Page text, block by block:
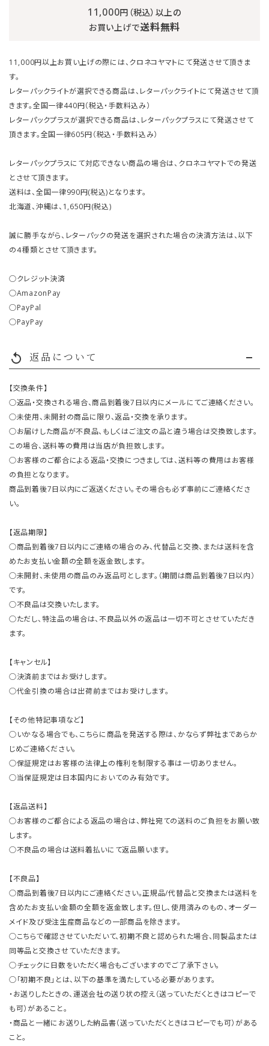
11,000円（税込）以上の
お買い上げで送料無料
11,000円以上お買い上げの際には、クロネコヤマトにて発送させて頂きま
す。
レターパックライトが選択できる商品は、レターパックライトにて発送させて頂
きます。全国一律440円（税込・手数料込み）
レターパックプラスが選択できる商品は、レターパックプラスにて発送させて
頂きます。全国一律605円（税込・手数料込み）
レターパックプラスにて対応できない商品の場合は、クロネコヤマトでの発送
とさせて頂きます。
送料は、全国一律990円(税込)となります。
北海道、沖縄は、1,650円(税込)
誠に勝手ながら、レターパックの発送を選択された場合の決済方法は、以下
の４種類とさせて頂きます。
○クレジット決済
○AmazonPay
○PayPal
○PayPay
replay 返品について
【交換条件】
○返品・交換される場合、商品到着後7日以内にメールにてご連絡ください。
○未使用、未開封の商品に限り、返品・交換を承ります。
○お届けした商品が不良品、もしくはご注文の品と違う場合は交換致します。
この場合、送料等の費用は当店が負担致します。
○お客様のご都合による返品・交換につきましては、送料等の費用はお客様
の負担となります。
商品到着後7日以内にご返送ください。その場合も必ず事前にご連絡くださ
い。
【返品期限】
○商品到着後7日以内にご連絡の場合のみ、代替品と交換、または送料を含
めたお支払い金額の全額を返金致します。
○未開封、未使用の商品のみ返品可とします。（期間は商品到着後7日以内）
です。
○不良品は交換いたします。
○ただし、特注品の場合は、不良品以外の返品は一切不可とさせていただき
ます。
【キャンセル】
○決済前まではお受けします。
○代金引換の場合は出荷前まではお受けします。
【その他特記事項など】
○いかなる場合でも、こちらに商品を発送する際は、かならず弊社まであらか
じめご連絡ください。
○保証規定はお客様の法律上の権利を制限する事は一切ありません。
○当保証規定は日本国内においてのみ有効です。
【返品送料】
○お客様のご都合による返品の場合は、弊社宛ての送料のご負担をお願い致
します。
○不良品の場合は送料着払いにて返品願います。
【不良品】
○商品到着後7日以内にご連絡ください。正規品/代替品と交換または送料を
含めたお支払い金額の全額を返金致します。但し、使用済みのもの、オーダー
メイド及び受注生産商品などの一部商品を除きます。
○こちらで確認させていただいて、初期不良と認められた場合、同製品または
同等品と交換させていただきます。
○チェックに日数をいただく場合もございますのでご了承下さい。
○「初期不良」とは、以下の基準を満たしている必要があります。
・お送りしたときの、運送会社の送り状の控え（送っていただくときはコピーで
も可）があること。
・商品と一緒にお送りした納品書（送っていただくときはコピーでも可）がある
こと。